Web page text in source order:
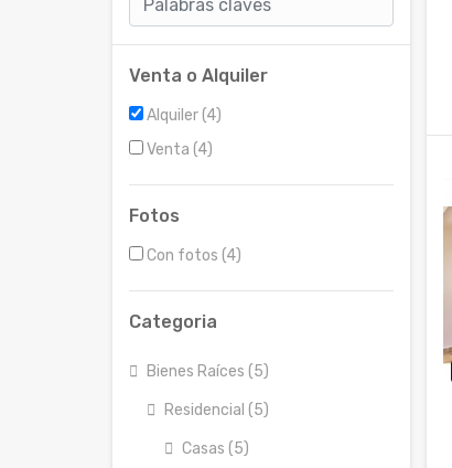
Venta o Alquiler
Alquiler (4)
Venta (4)
Fotos
Con fotos (4)
Categoria
Bienes Raíces (5)
Residencial (5)
Casas (5)